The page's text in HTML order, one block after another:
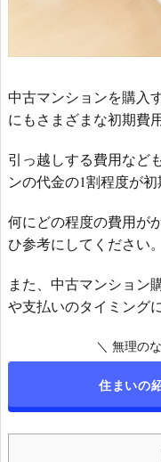
中古マンションを購入
にもさまざまな初期費
引っ越しする費用など
ンの代金の1割程度が初
何にどの程度の費用が
ひ参考にしてください。
また、中古マンション
や支払いのタイミング
＼ 無理の
住まいの